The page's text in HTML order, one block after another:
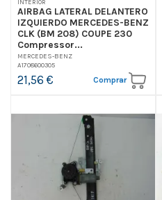
INTERIOR
AIRBAG LATERAL DELANTERO
IZQUIERDO MERCEDES-BENZ
CLK (BM 208) COUPE 230
Compressor...
MERCEDES-BENZ
A1708600305
21,56 € Comprar